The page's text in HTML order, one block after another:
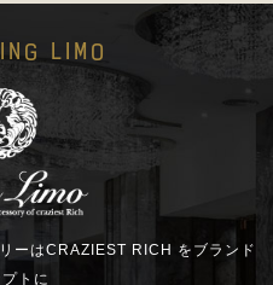
LIMO
ーはCRAZIEST RICH をブランド
トに